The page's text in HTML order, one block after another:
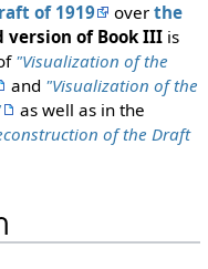
of 1919 overthe
version of Book III is
"Visualization of the
and "Visualization of the
as well as in the
of the Draft